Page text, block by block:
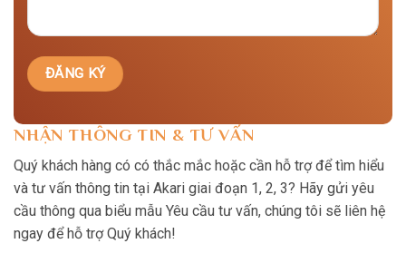
NHẬN THÔNG TIN & TƯ VẤN
Quý khách hàng có có thắc mắc hoặc cần hỗ trợ để tìm hiểu
và tư vấn thông tin tại Akari giai đoạn 1, 2, 3? Hãy gửi yêu
cầu thông qua biểu mẫu Yêu cầu tư vấn, chúng tôi sẽ liên hệ
ngay để hỗ trợ Quý khách!